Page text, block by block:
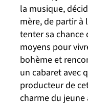
la musique,
mère, de partir à
tenter sa chance
moyens pour
bohème et
un cabaret avec
producteur de
charme du jeune